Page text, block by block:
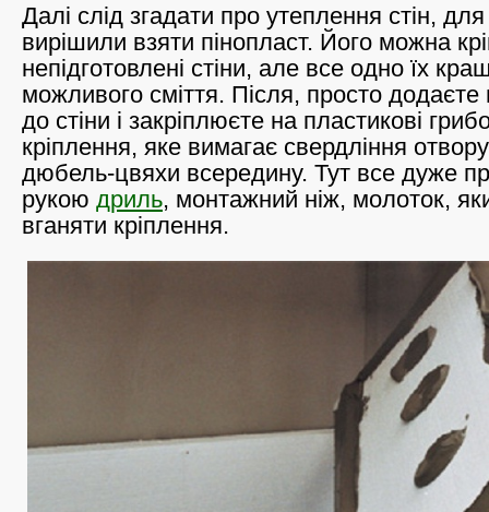
Далі слід згадати про утеплення стін,
вирішили взяти пінопласт. Його можна
непідготовлені стіни, але все одно їх
можливого сміття. Після, просто додаєте
до стіни і закріплюєте на пластикові
кріплення, яке вимагає свердління
дюбель-цвяхи всередину. Тут все дуже
рукою дриль, монтажний ніж, молоток,
вганяти кріплення.